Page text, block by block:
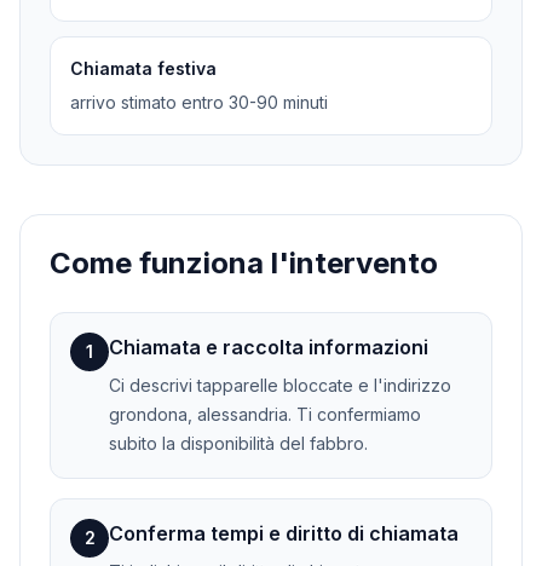
Chiamata festiva
arrivo stimato entro 30-90 minuti
Come funziona l'intervento
1 Chiamata e raccolta informazioni
Ci descrivi tapparelle bloccate e l'indirizzo
grondona, alessandria. Ti confermiamo
subito la disponibilità del fabbro.
2 Conferma tempi e diritto di chiamata